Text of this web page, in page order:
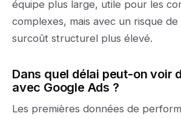
équipe plus large, utile pour les
complexes, mais avec un risque
surcoût structurel plus élevé.
Dans quel délai peut-on voir
avec Google Ads ?
Les premières données de